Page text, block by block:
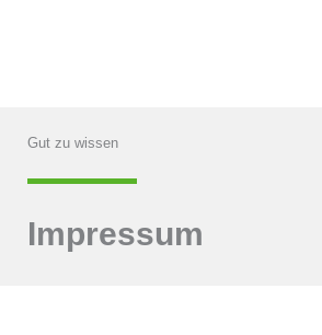
Gut zu wissen
Impressum